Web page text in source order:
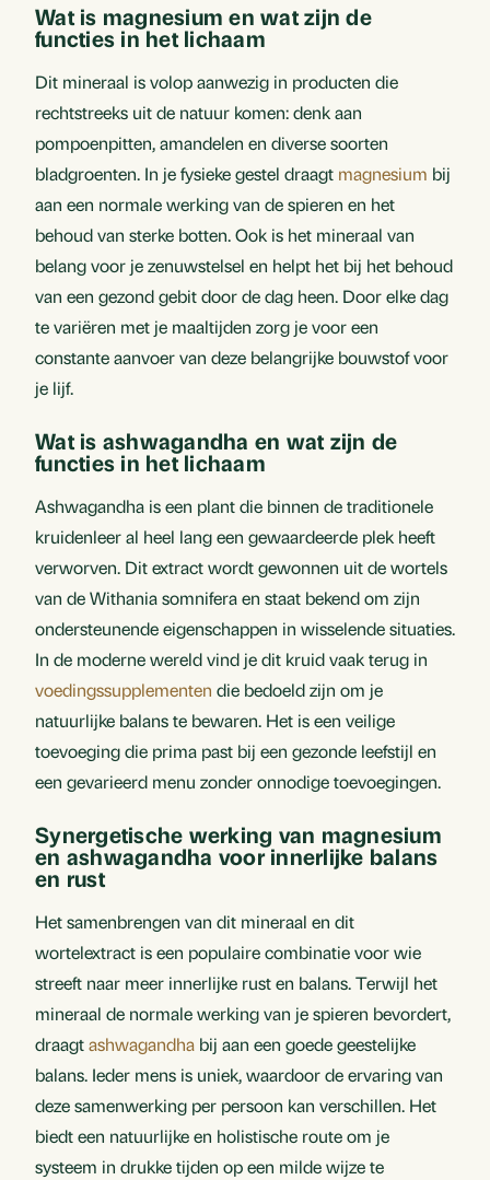
Wat is magnesium en wat zijn de
functies in het lichaam
Dit mineraal is volop aanwezig in producten die
rechtstreeks uit de natuur komen: denk aan
pompoenpitten, amandelen en diverse soorten
bladgroenten. In je fysieke gestel draagt magnesium bij
aan een normale werking van de spieren en het
behoud van sterke botten. Ook is het mineraal van
belang voor je zenuwstelsel en helpt het bij het behoud
van een gezond gebit door de dag heen. Door elke dag
te variëren met je maaltijden zorg je voor een
constante aanvoer van deze belangrijke bouwstof voor
je lijf.
Wat is ashwagandha en wat zijn de
functies in het lichaam
Ashwagandha is een plant die binnen de traditionele
kruidenleer al heel lang een gewaardeerde plek heeft
verworven. Dit extract wordt gewonnen uit de wortels
van de Withania somnifera en staat bekend om zijn
ondersteunende eigenschappen in wisselende situaties.
In de moderne wereld vind je dit kruid vaak terug in
voedingssupplementen die bedoeld zijn om je
natuurlijke balans te bewaren. Het is een veilige
toevoeging die prima past bij een gezonde leefstijl en
een gevarieerd menu zonder onnodige toevoegingen.
Synergetische werking van magnesium
en ashwagandha voor innerlijke balans
en rust
Het samenbrengen van dit mineraal en dit
wortelextract is een populaire combinatie voor wie
streeft naar meer innerlijke rust en balans. Terwijl het
mineraal de normale werking van je spieren bevordert,
draagtashwagandha bij aan een goede geestelijke
balans. Ieder mens is uniek, waardoor de ervaring van
deze samenwerking per persoon kan verschillen. Het
biedt een natuurlijke en holistische route om je
systeem in drukke tijden op een milde wijze te